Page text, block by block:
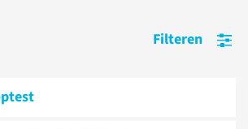
Filteren